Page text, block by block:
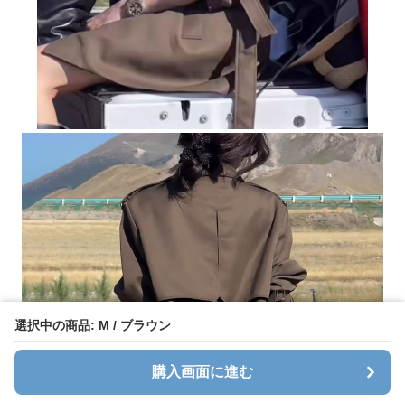
選択中の商品: M / ブラウン
購入画面に進む